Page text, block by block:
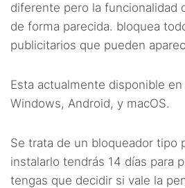
diferente pero la funcionalidad
de forma parecida. bloquea
publicitarios que pueden
Esta actualmente disponible
Windows, Android, y macOS.
Se trata de un bloqueador tipo
instalarlo tendrás 14 días para
tengas que decidir si vale la